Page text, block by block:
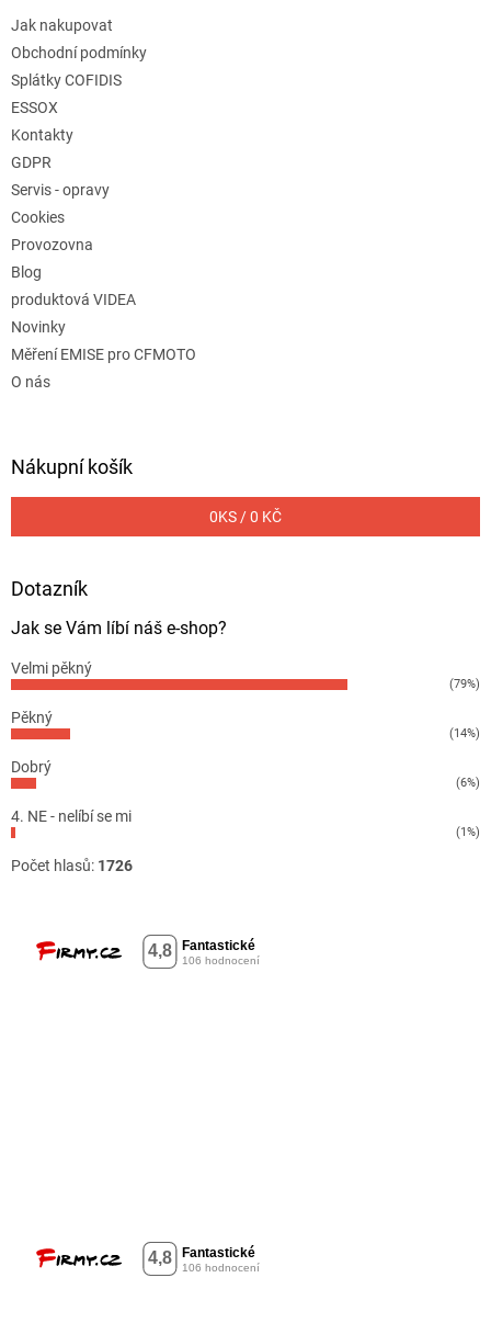
Jak nakupovat
Obchodní podmínky
Splátky COFIDIS
ESSOX
Kontakty
GDPR
Servis - opravy
Cookies
Provozovna
Blog
produktová VIDEA
Novinky
Měření EMISE pro CFMOTO
O nás
Nákupní košík
0KS /0 KČ
Dotazník
Jak se Vám líbí náš e-shop?
Velmi pěkný
(79%)
Pěkný
(14%)
Dobrý
(6%)
4. NE - nelíbí se mi
(1%)
Počet hlasů: 1726